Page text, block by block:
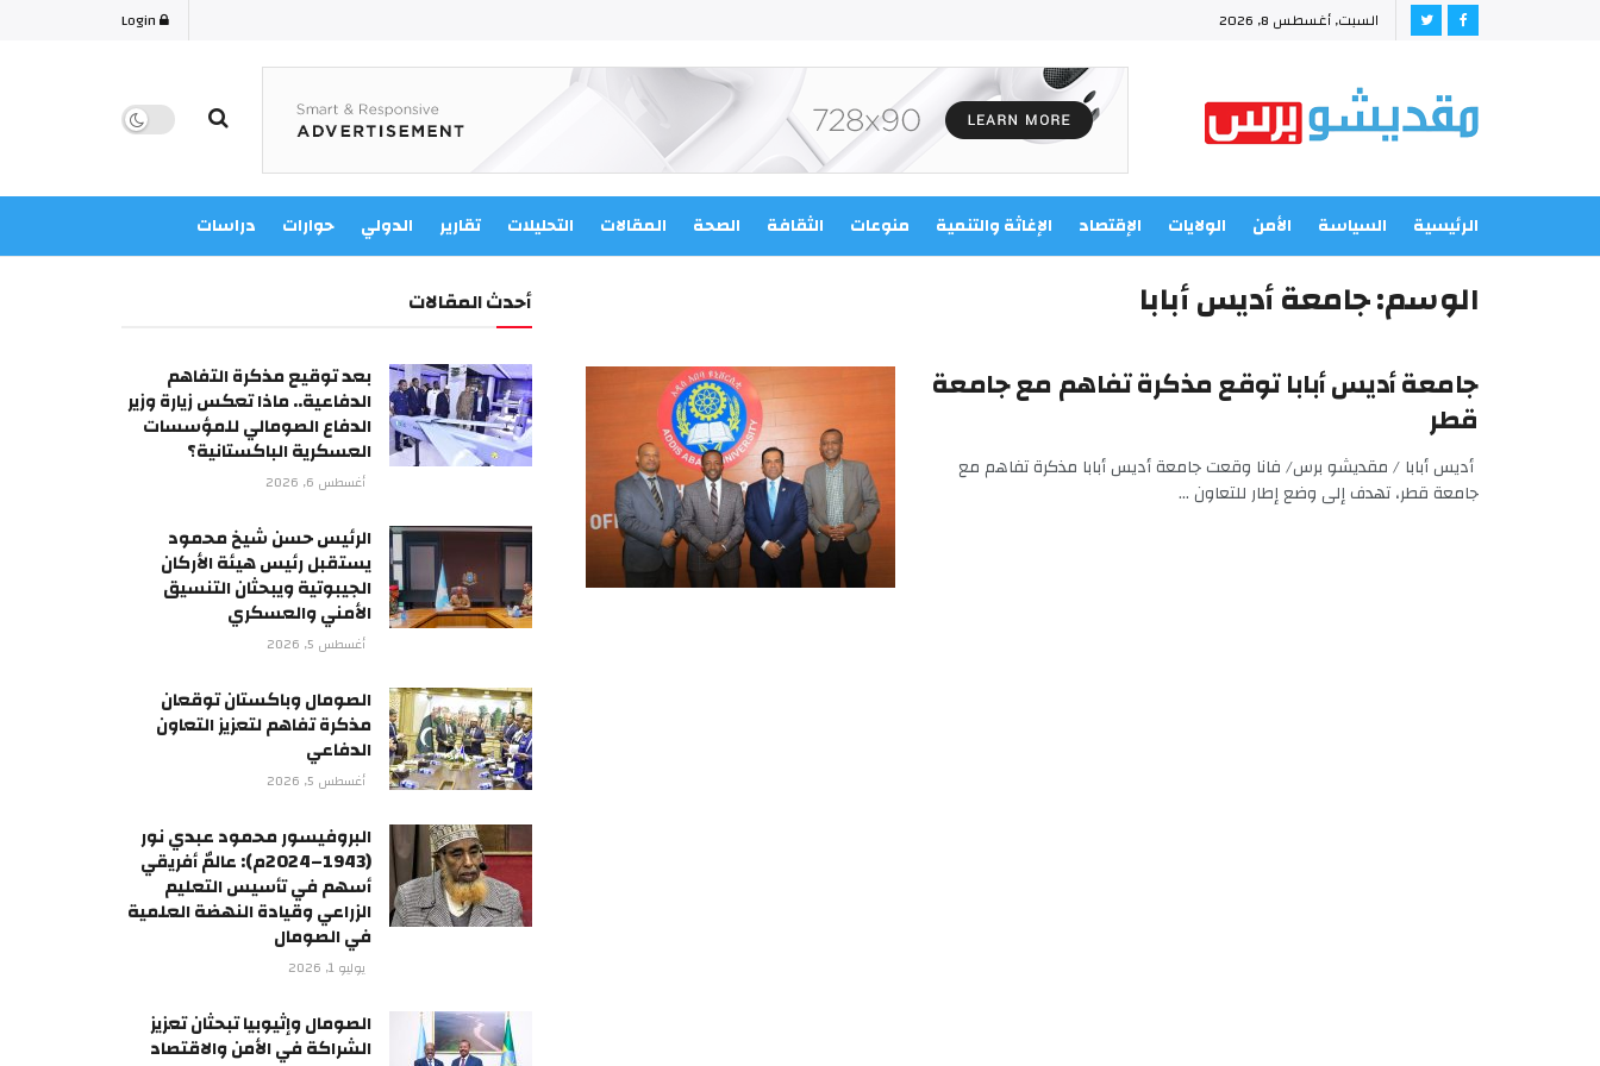
السبت, أغسطس 8, 2026
الرئيسية السياسة الأمن الولايات الإقتصاد الإغاثة والتنمية منوعات الثقافة الصحة المقالات التحليلات تقارير الدولي حوارات دراسات
الوسم:جامعة أديس أبابا
جامعة أديس أبابا توقع مذكرة تفاهم مع جامعة
قطر
أديس أبابا / مقديشو برس/ فانا وقعت جامعة أديس أبابا مذكرة تفاهم مع
جامعة قطر، تهدف إلى وضع إطار للتعاون ...
أحدث المقالات
بعد توقيع مذكرة التفاهم
الدفاعية.. ماذا تعكس زيارة وزير
الدفاع الصومالي للمؤسسات
العسكرية الباكستانية؟
أغسطس 6, 2026
الرئيس حسن شيخ محمود
يستقبل رئيس هيئة الأركان
الجيبوتية ويبحثان التنسيق
الأمني والعسكري
أغسطس 5, 2026
الصومال وباكستان توقعان
مذكرة تفاهم لتعزيز التعاون
الدفاعي
أغسطس 5, 2026
البروفيسور محمود عبدي نور
(1943–2024م): عالمٌ أفريقي
أسهم في تأسيس التعليم
الزراعي وقيادة النهضة العلمية
في الصومال
يوليو 1, 2026
الصومال وإثيوبيا تبحثان تعزيز
الشراكة في الأمن والاقتصاد